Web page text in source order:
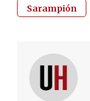
Sarampión